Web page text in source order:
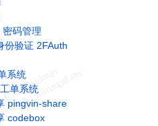
码管理
份验证 2FAuth
系统
单系统
pingvin-share
codebox